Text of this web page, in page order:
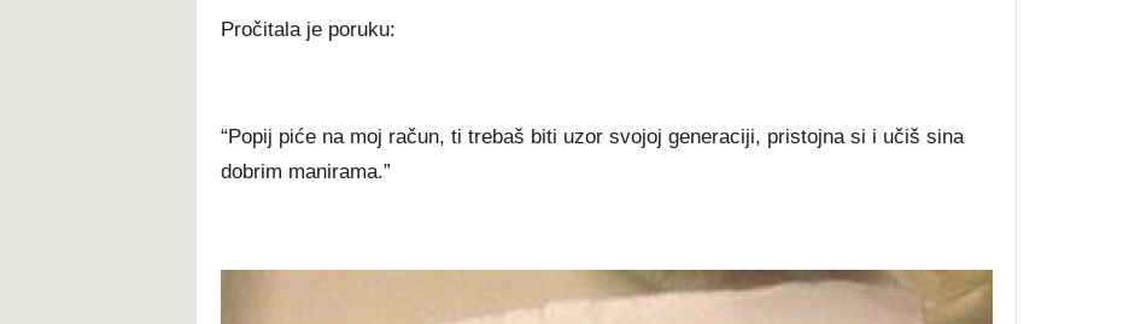
Pročitala je poruku:
“Popij piće na moj račun, ti trebaš biti uzor svojoj generaciji, pristojna si i učiš sina
dobrim manirama.”